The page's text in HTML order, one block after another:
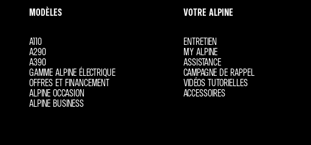
MODÈLES
A110
A290
A390
GAMME ALPINE ÉLECTRIQUE
OFFRES ET FINANCEMENT
ALPINE OCCASION
ALPINE BUSINESS
VOTRE ALPINE
ENTRETIEN
MY ALPINE
ASSISTANCE
CAMPAGNE DE RAPPEL
VIDÉOS TUTORIELLES
ACCESSOIRES